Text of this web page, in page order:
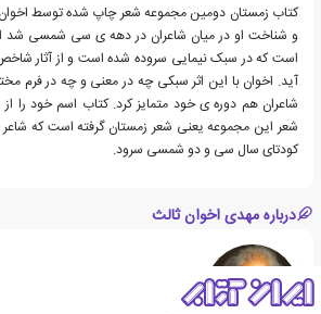
کتاب زمستان دومین مجموعه شعر چاپ شده توسط
و شناخت او در میان شاعران در دهه ی سی شمسی شد
است که در سبک نیمایی سروده شده است و از آثار
آید. اخوان با این اثر سبکی چه در معنی و چه در فرم
شاعران هم دوره ی خود متمایز کرد. کتاب اسم خود را
شعر این مجموعه یعنی شعر زمستان گرفته است که شاعر
کودتای سال سی و دو شمسی سرود.
درباره مهدی اخوان ثالث